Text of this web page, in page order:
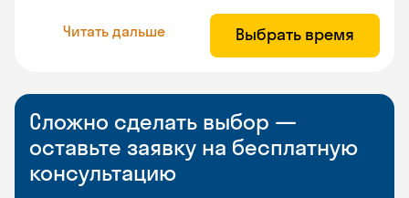
Читать дальше Выбрать время
Сложно сделать выбор —
оставьте заявку на бесплатную
консультацию